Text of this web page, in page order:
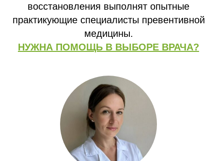
ЛИПИДНЫЙ ОБМЕН
Развернутая липидограмма, позволяющая
спрогнозировать риски сердечно-сосудистых
заболеваний, выявить причины снижения полового
УРОВЕНЬ БЕЛКА, БЕЛКОВЫЙ ОБМЕН
восстановления выполнят опытные
практикующие специалисты превентивной
медицины.
НУЖНА ПОМОЩЬ В ВЫБОРЕ ВРАЧА?